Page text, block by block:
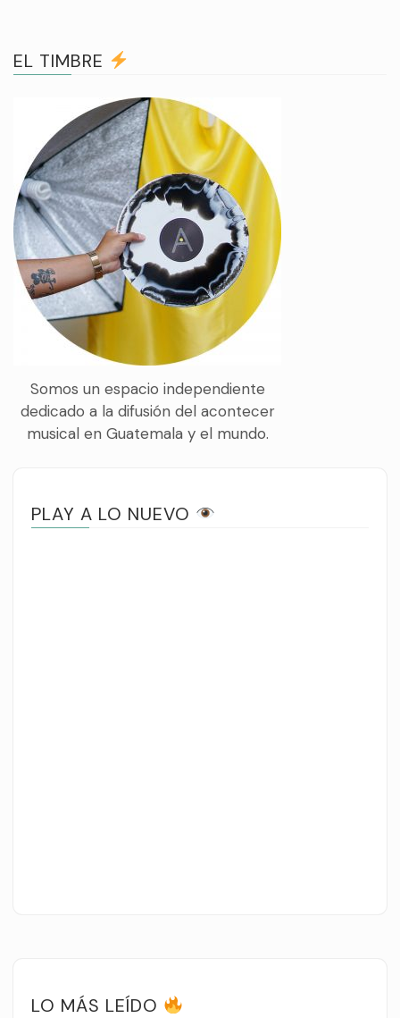
EL TIMBRE
Somos un espacio independiente
dedicado a la difusión del acontecer
musical en Guatemala y el mundo.
PLAY A LO NUEVO
LO MÁS LEÍDO